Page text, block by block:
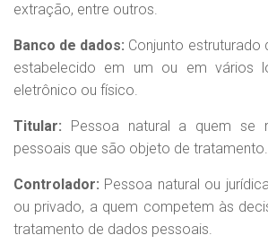
extração, entre outros.
Banco de dados: Conjunto estruturado
estabelecido em um ou em vários
eletrônico ou físico.
Titular: Pessoa natural a quem se
pessoais que são objeto de tratamento.
Controlador: Pessoa natural ou
ou privado, a quem competem às
tratamento de dados pessoais.